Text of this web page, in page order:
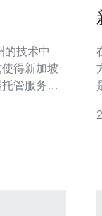
得新加坡
管服务的
高速稳定